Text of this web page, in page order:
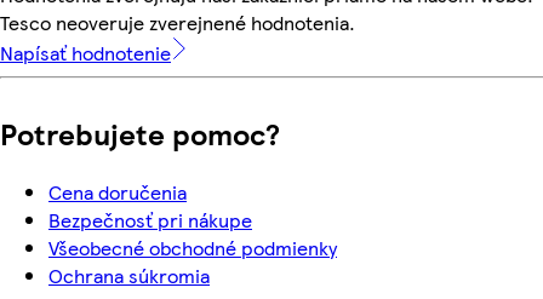
Tesco neoveruje zverejnené hodnotenia.
Napísať hodnotenie
Potrebujete pomoc?
Cena doručenia
Bezpečnosť pri nákupe
Všeobecné obchodné podmienky
Ochrana súkromia